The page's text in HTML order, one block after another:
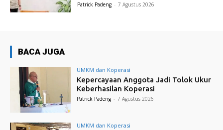
Patrick Padeng - 7 Agustus 2026
BACA JUGA
UMKM dan Koperasi
Kepercayaan Anggota Jadi Tolok Ukur
Keberhasilan Koperasi
Patrick Padeng - 7 Agustus 2026
UMKM dan Koperasi